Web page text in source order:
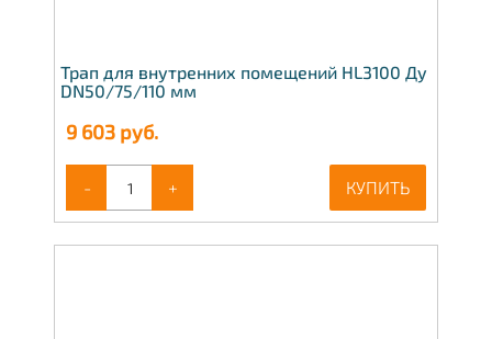
Трап для внутренних помещений HL3100 Ду
DN50/75/110 мм
9 603 руб.
- + КУПИТЬ